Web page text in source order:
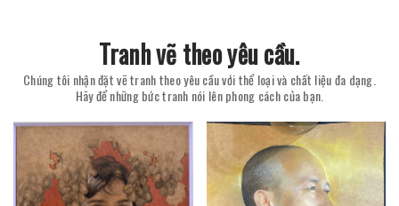
Tranh vẽ theo yêu cầu.
Chúng tôi nhận đặt vẽ tranh theo yêu cầu với thể loại và chất liệu đa dạng.
Hãy để những bức tranh nói lên phong cách của bạn.